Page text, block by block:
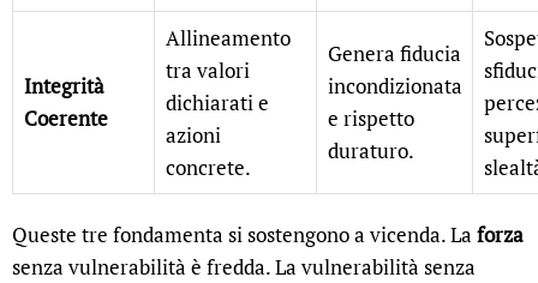
Integrità
Coerente
Allineamento
tra valori
dichiarati e
azioni
concrete.
Genera fiducia
incondizionata
e rispetto
duraturo.
Queste tre fondamenta si sostengono a vicenda. La forza
senza vulnerabilità è fredda. La vulnerabilità senza